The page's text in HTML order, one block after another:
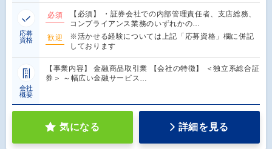
応募
資格
必須
【必須】 ・証券会社での内部管理責任者、支店総務、
コンプライアンス業務のいずれかの…
歓迎
※活かせる経験については上記「応募資格」欄に併記
しております
会社
概要
【事業内容】 金融商品取引業 【会社の特徴】 ＜独立系総合証
券＞ ～幅広い金融サービス…
気になる 詳細を見る